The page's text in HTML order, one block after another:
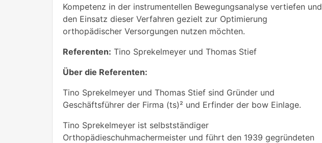
Kompetenz in der instrumentellen Bewegungsanalyse vertiefen und
den Einsatz dieser Verfahren gezielt zur Optimierung
orthopädischer Versorgungen nutzen möchten.
Referenten: Tino Sprekelmeyer und Thomas Stief
Über die Referenten:
Tino Sprekelmeyer und Thomas Stief sind Gründer und
Geschäftsführer der Firma (ts)² und Erfinder der bow Einlage.
Tino Sprekelmeyer ist selbstständiger
Orthopädieschuhmachermeister und führt den 1939 gegründeten